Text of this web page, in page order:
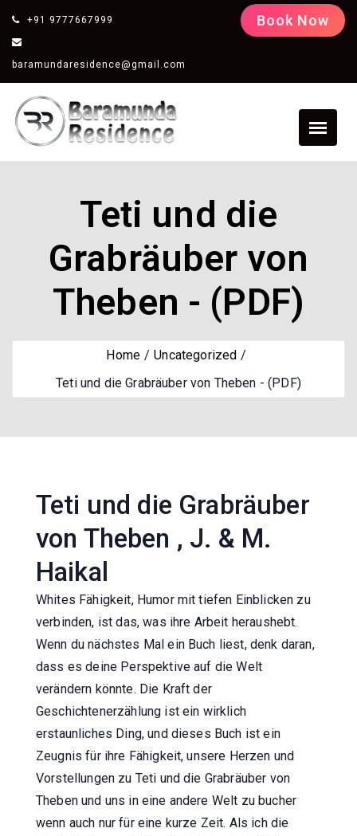
+91 9777667999
baramundaresidence@gmail.com
Book Now
Teti und die
Grabräuber von
Theben - (PDF)
Home
Uncategorized
Teti und die Grabräuber von Theben - (PDF)
Teti und die Grabräuber
von Theben , J. & M.
Haikal
Whites Fähigkeit, Humor mit tiefen Einblicken zu
verbinden, ist das, was ihre Arbeit heraushebt.
Wenn du nächstes Mal ein Buch liest, denk daran,
dass es deine Perspektive auf die Welt
verändern könnte. Die Kraft der
Geschichtenerzählung ist ein wirklich
erstaunliches Ding, und dieses Buch ist ein
Zeugnis für ihre Fähigkeit, unsere Herzen und
Vorstellungen zu Teti und die Grabräuber von
Theben und uns in eine andere Welt zu bucher
wenn auch nur für eine kurze Zeit. Als ich die